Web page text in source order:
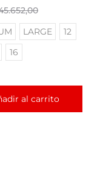
LARGE
12
16
al carrito